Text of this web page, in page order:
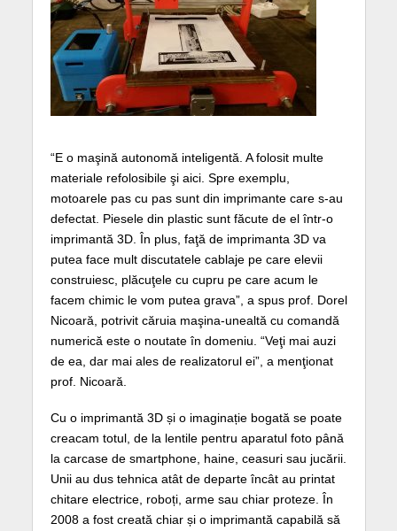
“E o maşină autonomă inteligentă. A folosit multe
materiale refolosibile şi aici. Spre exemplu,
motoarele pas cu pas sunt din imprimante care s-au
defectat. Piesele din plastic sunt făcute de el într-o
imprimantă 3D. În plus, faţă de imprimanta 3D va
putea face mult discutatele cablaje pe care elevii
construiesc, plăcuţele cu cupru pe care acum le
facem chimic le vom putea grava”, a spus prof. Dorel
Nicoară, potrivit căruia maşina-unealtă cu comandă
numerică este o noutate în domeniu. “Veţi mai auzi
de ea, dar mai ales de realizatorul ei”, a menţionat
prof. Nicoară.
Cu o imprimantă 3D și o imaginație bogată se poate
creacam totul, de la lentile pentru aparatul foto până
la carcase de smartphone, haine, ceasuri sau jucării.
Unii au dus tehnica atât de departe încât au printat
chitare electrice, roboți, arme sau chiar proteze. În
2008 a fost creată chiar și o imprimantă capabilă să